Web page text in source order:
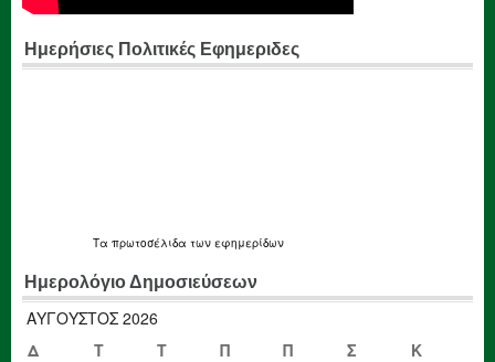
Ημερήσιες Πολιτικές Εφημεριδες
Τα πρωτοσέλιδα των εφημερίδων
Ημερολόγιο Δημοσιεύσεων
ΑΎΓΟΥΣΤΟΣ 2026
Δ
Τ Τ Π Π Σ Κ